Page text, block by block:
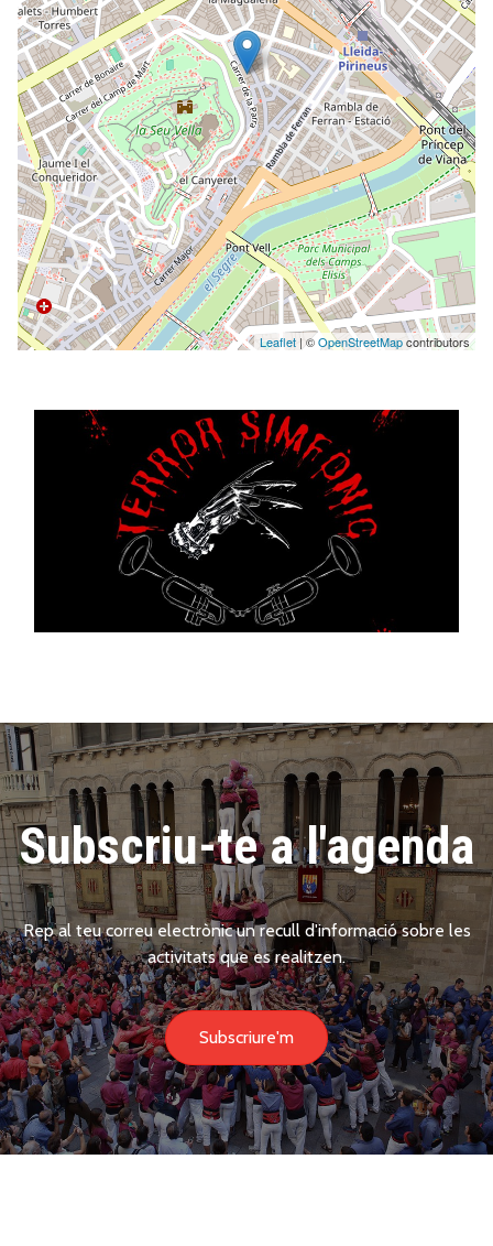
Leaflet | ©OpenStreetMapcontributors
Subscriu-te a l'agenda
Rep al teu correu electrònic un recull d'informació sobre les
activitats que es realitzen.
Subscriure'm